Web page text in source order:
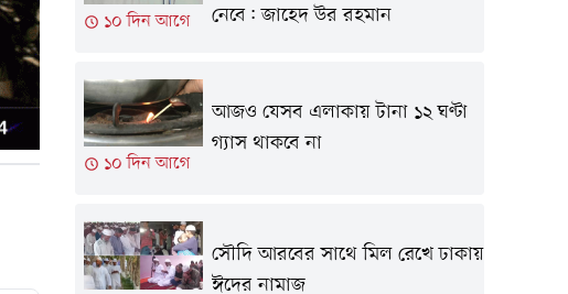
১০ দিন আগে
নেবে: জাহেদ উর রহমান
১০ দিন আগে
আজও যেসব এলাকায় টানা ১২ ঘণ্টা
গ্যাস থাকবে না
সৌদি আরবের সাথে মিল রেখে ঢাকায়
ঈদের নামাজ